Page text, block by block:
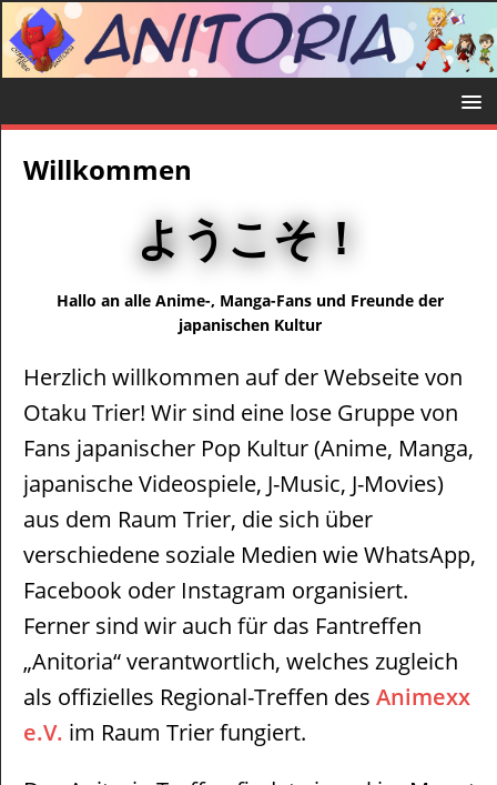
Willkommen
ようこそ！
Hallo an alle Anime-, Manga-Fans und Freunde der
japanischen Kultur
Herzlich willkommen auf der Webseite von
Otaku Trier! Wir sind eine lose Gruppe von
Fans japanischer Pop Kultur (Anime, Manga,
japanische Videospiele, J-Music, J-Movies)
aus dem Raum Trier, die sich über
verschiedene soziale Medien wie WhatsApp,
Facebook oder Instagram organisiert.
Ferner sind wir auch für das Fantreffen
„Anitoria“ verantwortlich, welches zugleich
als offizielles Regional-Treffen des Animexx
e.V. im Raum Trier fungiert.